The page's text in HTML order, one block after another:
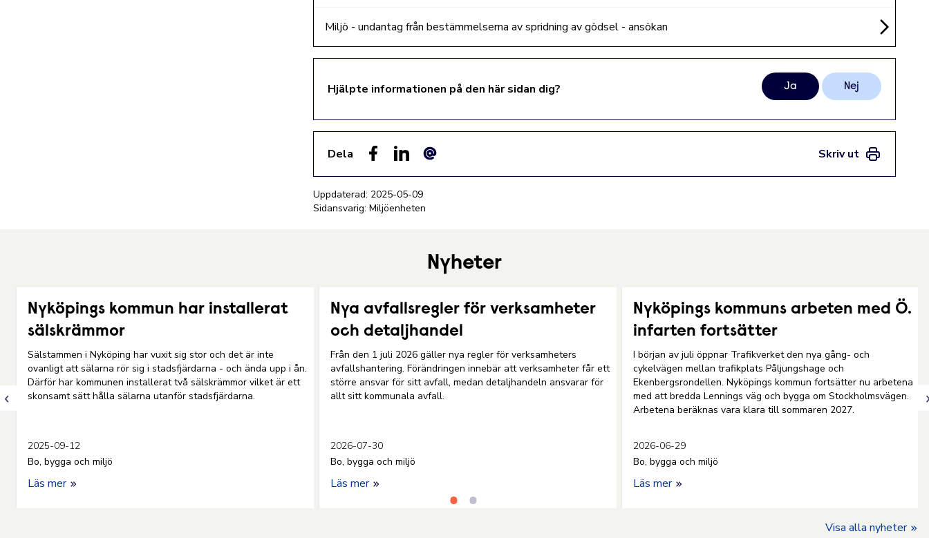
Miljö - undantag från bestämmelserna av spridning av gödsel - ansökan
Hjälpte informationen på den här sidan dig? Ja Nej
Dela
Skriv ut
Uppdaterad: 2025-05-09
Sidansvarig: Miljöenheten
Nyheter
Nyköpings kommun har installerat
sälskrämmor
Sälstammen i Nyköping har vuxit sig stor och det är inte
ovanligt att sälarna rör sig i stadsfjärdarna - och ända upp i ån.
Därför har kommunen installerat två sälskrämmor vilket är ett
skonsamt sätt hålla sälarna utanför stadsfjärdarna.
2025-09-12
Bo, bygga och miljö
Läs mer
Nya avfallsregler för verksamheter
och detaljhandel
Från den 1 juli 2026 gäller nya regler för verksamheters
avfallshantering. Förändringen innebär att verksamheter får ett
större ansvar för sitt avfall, medan detaljhandeln ansvarar för
allt sitt kommunala avfall.
2026-07-30
Bo, bygga och miljö
Läs mer
Nyköpings kommuns arbeten med Ö.
infarten fortsätter
I början av juli öppnar Trafikverket den nya gång- och
cykelvägen mellan trafikplats Påljungshage och
Ekenbergsrondellen. Nyköpings kommun fortsätter nu arbetena
med att bredda Lennings väg och bygga om Stockholmsvägen.
Arbetena beräknas vara klara till sommaren 2027.
2026-06-29
Bo, bygga och miljö
Läs mer
Visa alla nyheter